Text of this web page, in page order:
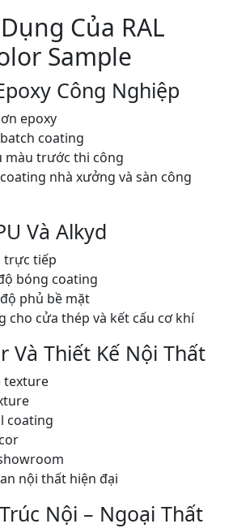
Của RAL
Sample
Công Nghiệp
epoxy
coating
màu trước thi công
nhà xưởng và sàn công
Và Alkyd
trực tiếp
bóng coating
phủ bề mặt
cho cửa thép và kết cấu cơ khí
Và Thiết Kế Nội Thất
texture
coating
nội thất hiện đại
Nội – Ngoại Thất